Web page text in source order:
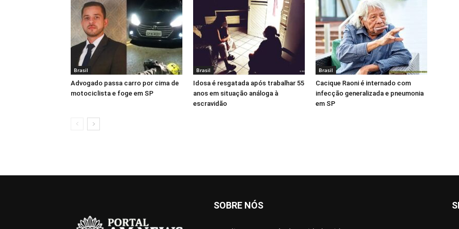
Brasil
Advogado passa carro por cima de
motociclista e foge em SP
Brasil
Idosa é resgatada após trabalhar 55
anos em situação análoga à
escravidão
Brasil
Cacique Raoni é internado com
infecção generalizada e pneumonia
em SP
SOBRE NÓS